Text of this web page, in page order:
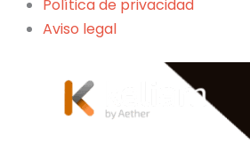
Política de privacidad
Aviso legal